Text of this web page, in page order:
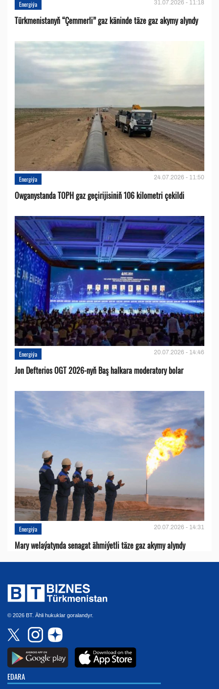
Energiýa 31.07.2026 - 11:18
Türkmenistanyň “Çemmerli” gaz käninde täze gaz akymy alyndy
Energiýa 24.07.2026 - 11:50
Owganystanda TOPH gaz geçirijisiniň 106 kilometri çekildi
Energiýa 20.07.2026 - 14:46
Jon Defterios OGT 2026-nyň Baş halkara moderatory bolar
Energiýa 20.07.2026 - 14:31
Mary welaýatynda senagat ähmiýetli täze gaz akymy alyndy
© 2026 BT. Ähli hukuklar goralandyr.
EDARA